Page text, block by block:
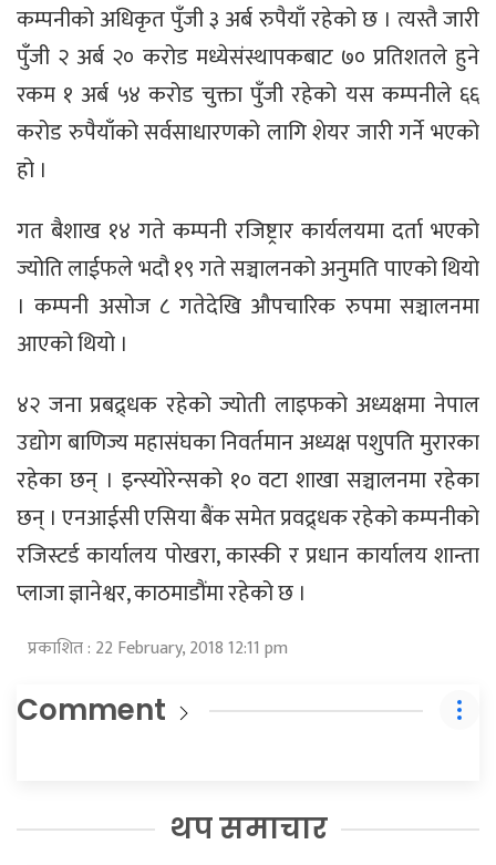
कम्पनीको अधिकृत पुँजी ३ अर्ब रुपैयाँ रहेको छ । त्यस्तै जारी
पुँजी २ अर्ब २० करोड मध्येसंस्थापकबाट ७० प्रतिशतले हुने
रकम १ अर्ब ५४ करोड चुक्ता पुँजी रहेको यस कम्पनीले ६६
करोड रुपैयाँको सर्वसाधारणको लागि शेयर जारी गर्ने भएको
हो ।
गत बैशाख १४ गते कम्पनी रजिष्ट्रार कार्यलयमा दर्ता भएको
ज्योति लाईफले भदौ १९ गते सञ्चालनको अनुमति पाएको थियो
। कम्पनी असोज ८ गतेदेखि औपचारिक रुपमा सञ्चालनमा
आएको थियो ।
४२ जना प्रबद्र्धक रहेको ज्योती लाइफको अध्यक्षमा नेपाल
उद्योग बाणिज्य महासंघका निवर्तमान अध्यक्ष पशुपति मुरारका
रहेका छन् । इन्स्योरेन्सको १० वटा शाखा सञ्चालनमा रहेका
छन् । एनआईसी एसिया बैंक समेत प्रवद्र्धक रहेको कम्पनीको
रजिस्टर्ड कार्यालय पोखरा, कास्की र प्रधान कार्यालय शान्ता
प्लाजा ज्ञानेश्वर, काठमाडौंमा रहेको छ ।
प्रकाशित : 22 February, 2018 12:11 pm
Comment
थप समाचार